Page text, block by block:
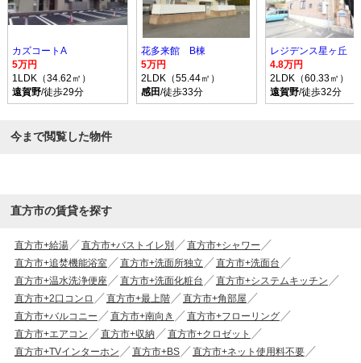
カズコートA
5万円
1LDK（34.62㎡）
遠賀野/徒歩29分
花多来館 B棟
5万円
2LDK（55.44㎡）
感田/徒歩33分
レジデンス星ヶ丘
4.8万円
2LDK（60.33㎡）
遠賀野/徒歩32分
今まで閲覧した物件
直方市の賃貸を探す
直方市+給湯 直方市+バストイレ別
直方市+シャワー
直方市+追焚機能浴室
直方市+洗面所独立
直方市+洗面台
直方市+温水洗浄便座
直方市+洗面化粧台
直方市+システムキッチン
直方市+2口コンロ
直方市+最上階
直方市+角部屋
直方市+バルコニー
直方市+南向き
直方市+フローリング
直方市+エアコン
直方市+収納
直方市+クロゼット
直方市+TVインターホン
直方市+BS
直方市+ネット使用料不要